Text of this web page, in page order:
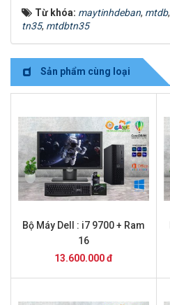
Từ khóa: maytinhdeban, mtdb,
tn35, mtdbtn35
Sản phẩm cùng loại
Bộ Máy Dell : i7 9700 + Ram
16
13.600.000 đ